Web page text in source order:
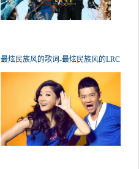
最炫民族风的歌词-最炫民族风的LRC